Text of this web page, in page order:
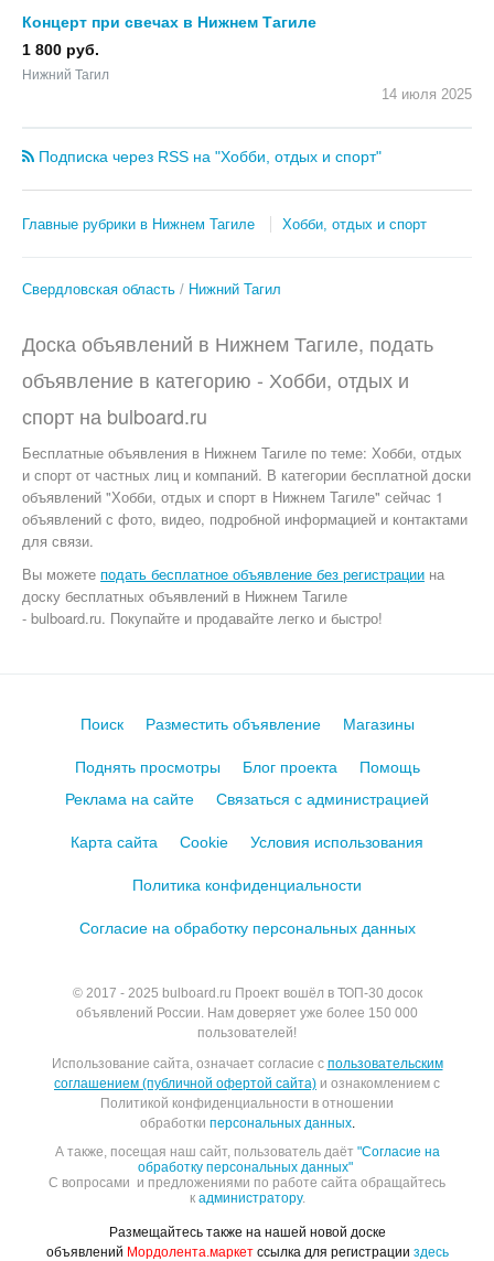
Концерт при свечах в Нижнем Тагиле
1 800 руб.
Нижний Тагил
14 июля 2025
Подписка через RSS на "Хобби, отдых и спорт"
Главные рубрики в Нижнем Тагиле Хобби, отдых и спорт
Свердловская область Нижний Тагил
Доска объявлений в Нижнем Тагиле, подать
объявление в категорию - Хобби, отдых и
спорт на bulboard.ru
Бесплатные объявления в Нижнем Тагиле по теме: Хобби, отдых
и спорт от частных лиц и компаний. В категории бесплатной доски
объявлений "Хобби, отдых и спорт в Нижнем Тагиле" сейчас 1
объявлений с фото, видео, подробной информацией и контактами
для связи.
Вы можете подать бесплатное объявление без регистрации на
доску бесплатных объявлений в Нижнем Тагиле
- bulboard.ru. Покупайте и продавайте легко и быстро!
© 2017 - 2025 bulboard.ru Проект вошёл в ТОП-30 досок
объявлений России. Нам доверяет уже более 150 000
пользователей!
Использование сайта, означает согласие с пользовательским
соглашением (публичной офертой сайта) и ознакомлением с
Политикой конфиденциальности в отношении
обработки персональных данных.
А также, посещая наш сайт, пользователь даёт "Согласие на
обработку персональных данных"
С вопросами и предложениями по работе сайта обращайтесь
к администратору.
Поиск Разместить объявление Магазины
Поднять просмотры Блог проекта
Помощь
Реклама на сайте
Связаться с администрацией
Карта сайта Cookie Условия использования
Политика конфиденциальности
Согласие на обработку персональных данных
Размещайтесь также на нашей новой доске
объявлений Мордолента.маркетссылка для регистрации здесь